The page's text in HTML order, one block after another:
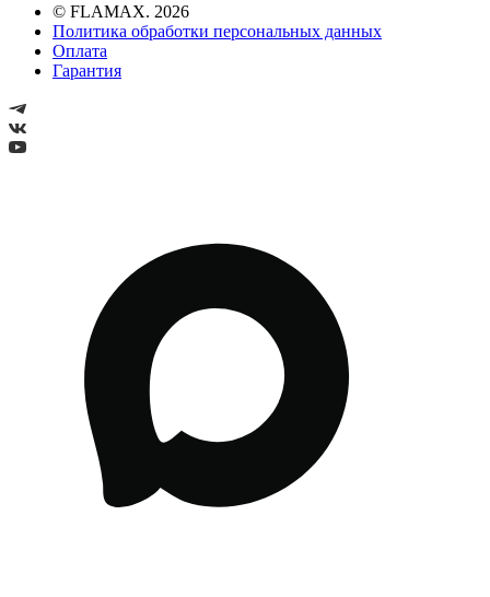
© FLAMAX. 2026
Политика обработки персональных данных
Оплата
Гарантия